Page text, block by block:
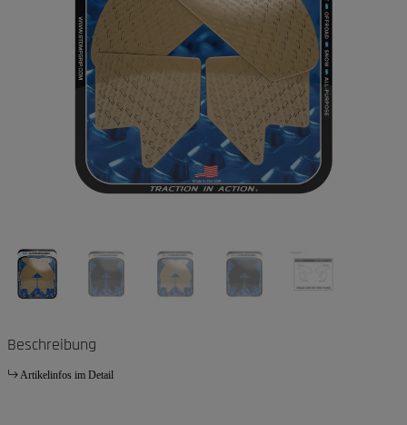
Beschreibung
Artikelinfos im Detail